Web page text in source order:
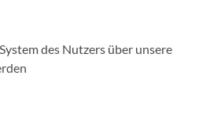
des Nutzers über unsere